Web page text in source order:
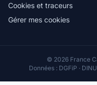
Cookies et traceurs
Gérer mes cookies
© 2026 France
Données : DGFiP ·